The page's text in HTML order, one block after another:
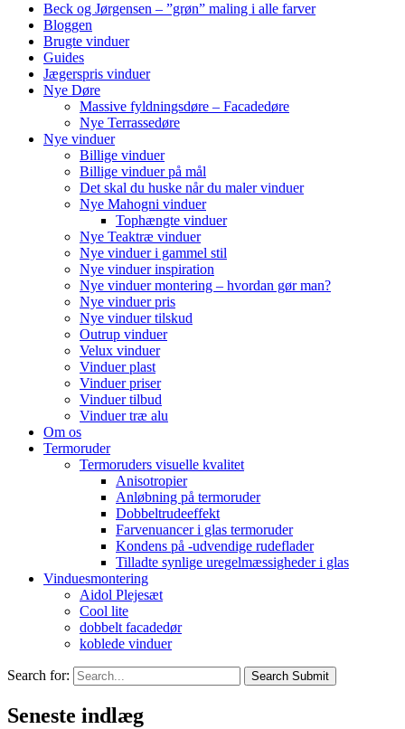
Beck og Jørgensen – ”grøn” maling i alle farver
Bloggen
Brugte vinduer
Guides
Jægerspris vinduer
Nye Døre
Massive fyldningsdøre – Facadedøre
Nye Terrassedøre
Nye vinduer
Billige vinduer
Billige vinduer på mål
Det skal du huske når du maler vinduer
Nye Mahogni vinduer
Tophængte vinduer
Nye Teaktræ vinduer
Nye vinduer i gammel stil
Nye vinduer inspiration
Nye vinduer montering – hvordan gør man?
Nye vinduer pris
Nye vinduer tilskud
Outrup vinduer
Velux vinduer
Vinduer plast
Vinduer priser
Vinduer tilbud
Vinduer træ alu
Om os
Termoruder
Termoruders visuelle kvalitet
Anisotropier
Anløbning på termoruder
Dobbeltrudeeffekt
Farvenuancer i glas termoruder
Kondens på -udvendige rudeflader
Tilladte synlige uregelmæssigheder i glas
Vinduesmontering
Aidol Plejesæt
Cool lite
dobbelt facadedør
koblede vinduer
Search for: Search Submit
Seneste indlæg